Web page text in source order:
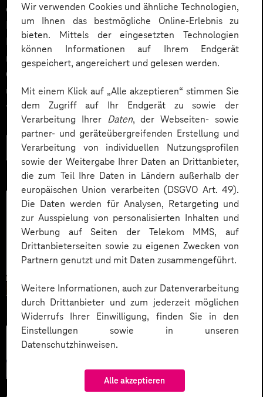
Wir verwenden Cookies und ähnliche Technologien,
um Ihnen das bestmögliche Online-Erlebnis zu
bieten. Mittels der eingesetzten Technologien
können Informationen auf Ihrem Endgerät
gespeichert, angereichert und gelesen werden.
Mit einem Klick auf „Alle akzeptieren“ stimmen Sie
dem Zugriff auf Ihr Endgerät zu sowie der
Verarbeitung Ihrer Daten, der Webseiten- sowie
partner- und geräteübergreifenden Erstellung und
Verarbeitung von individuellen Nutzungsprofilen
sowie der Weitergabe Ihrer Daten an Drittanbieter,
die zum Teil Ihre Daten in Ländern außerhalb der
europäischen Union verarbeiten (DSGVO Art. 49).
Die Daten werden für Analysen, Retargeting und
zur Ausspielung von personalisierten Inhalten und
Werbung auf Seiten der Telekom MMS, auf
Drittanbieterseiten sowie zu eigenen Zwecken von
Partnern genutzt und mit Daten zusammengeführt.
Weitere Informationen, auch zur Datenverarbeitung
durch Drittanbieter und zum jederzeit möglichen
Widerrufs Ihrer Einwilligung, finden Sie in den
Einstellungen sowie in unseren
Datenschutzhinweisen.
Alle akzeptieren
orchestrieren Prozesse entlang der gesamten
Employee Journey und schaffen messbaren Business
Impact. Der Beitrag zeigt konkrete Use Cases,
relevante KPIs für den Mittelstand sowie
Governance‑Leitplanken zu EU AI Act und DSGVO –
und liefert ein praxisnahes Priorisierungsframework
für HR‑Entscheider*innen.
Mehr lesen
Künstliche
Intelligenz